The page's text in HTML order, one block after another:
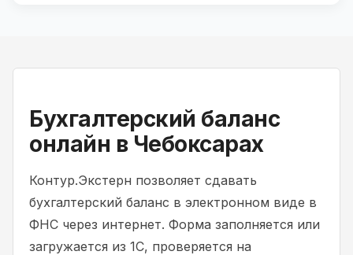
Бухгалтерский баланс
онлайн в Чебоксарах
Контур.Экстерн позволяет сдавать
бухгалтерский баланс в электронном виде в
ФНС через интернет. Форма заполняется или
загружается из 1С, проверяется на